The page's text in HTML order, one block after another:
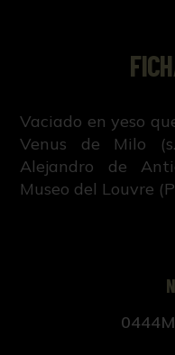
Vaciado en yeso
Venus de Milo
Alejandro de
Museo del Louvre